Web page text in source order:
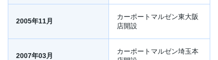
2005年11月
カーポートマルゼン東大阪
店開設
2007年03月
カーポートマルゼン埼玉本